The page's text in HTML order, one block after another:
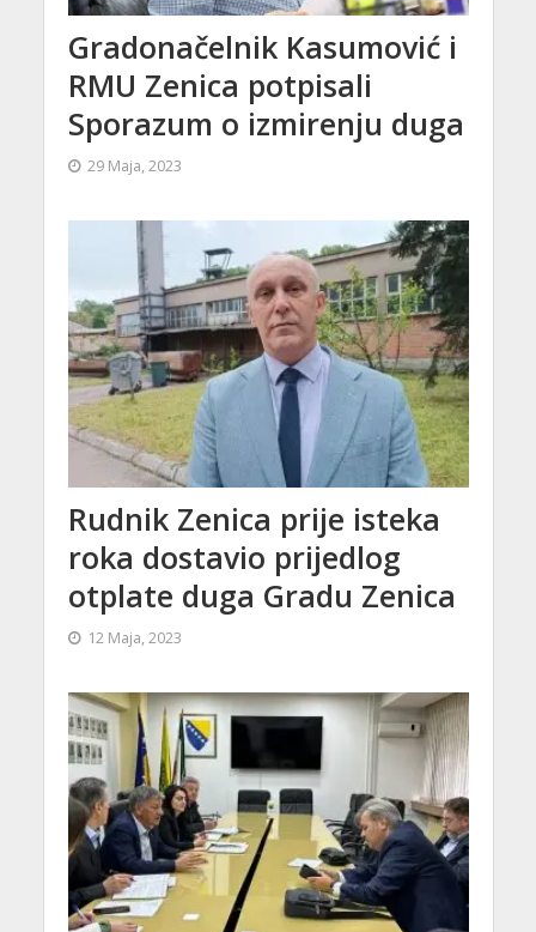
Gradonačelnik Kasumović i
RMU Zenica potpisali
Sporazum o izmirenju duga
29 Maja, 2023
Rudnik Zenica prije isteka
roka dostavio prijedlog
otplate duga Gradu Zenica
12 Maja, 2023